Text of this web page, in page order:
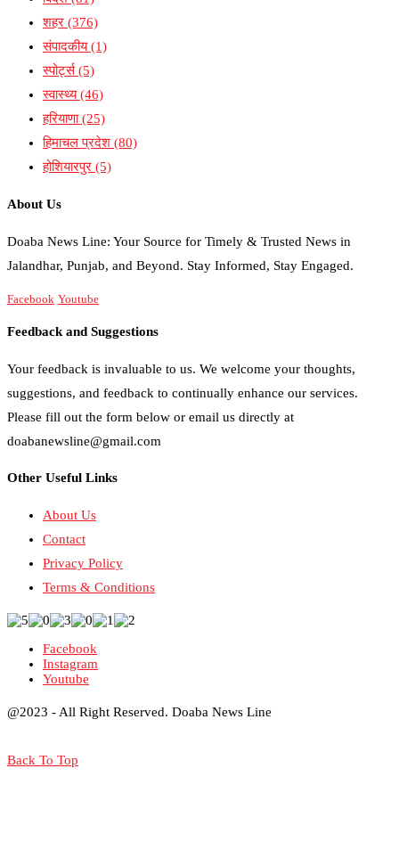
शहर (376)
संपादकीय(1)
स्पोर्ट्स(5)
स्वास्थ्य(46)
हरियाणा(25)
हिमाचल प्रदेश (80)
होशियारपुर (5)
About Us
Doaba News Line: Your Source for Timely & Trusted News in
Jalandhar, Punjab, and Beyond. Stay Informed, Stay Engaged.
Facebook Youtube
Feedback and Suggestions
Your feedback is invaluable to us. We welcome your thoughts,
suggestions, and feedback to continually enhance our services.
Please fill out the form below or email us directly at
doabanewsline@gmail.com
Other Useful Links
About Us
Contact
Privacy Policy
Terms & Conditions
Facebook
Instagram
Youtube
@2023 - All Right Reserved. Doaba News Line
Back To Top